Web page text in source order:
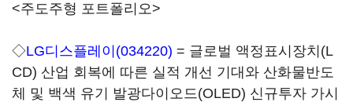
<주도주형 포트폴리오>
◇LG디스플레이(034220) = 글로벌 액정표시장치(L
CD) 산업 회복에 따른 실적 개선 기대와 산화물반도
체 및 백색 유기 발광다이오드(OLED) 신규투자 가시